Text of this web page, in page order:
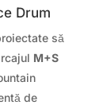
Drum
să
M+S
de